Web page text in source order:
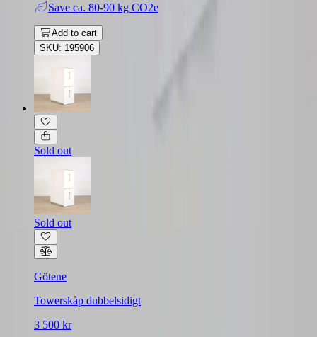
Save ca. 80-90 kg CO2e
Add to cart
SKU: 195906
Sold out
Sold out
Götene
Towerskåp dubbelsidigt
3 500 kr